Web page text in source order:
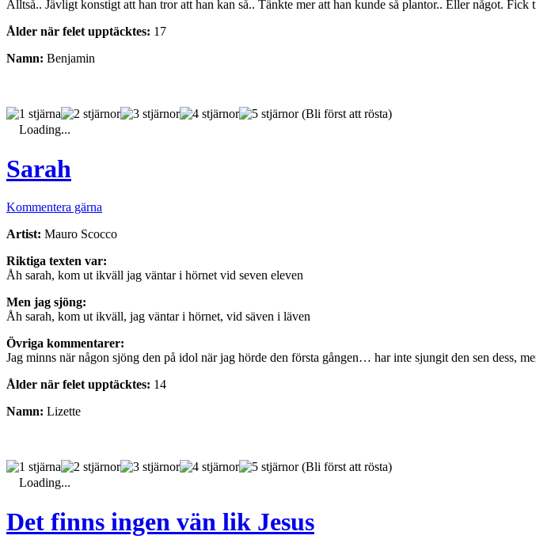
Alltså.. Jävligt konstigt att han tror att han kan så.. Tänkte mer att han kunde så plantor.. Eller något.
Ålder när felet upptäcktes: 17
Namn: Benjamin
(Bli först att rösta)
Loading...
Sarah
Kommentera gärna
Artist: Mauro Scocco
Riktiga texten var:
Åh sarah, kom ut ikväll jag väntar i hörnet vid seven eleven
Men jag sjöng:
Åh sarah, kom ut ikväll, jag väntar i hörnet, vid säven i läven
Övriga kommentarer:
Jag minns när någon sjöng den på idol när jag hörde den första gången… har inte sjungit den sen dess,
Ålder när felet upptäcktes: 14
Namn: Lizette
(Bli först att rösta)
Loading...
Det finns ingen vän lik Jesus